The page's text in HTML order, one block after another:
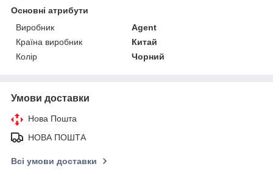
Основні атрибути
Виробник
Agent
Країна виробник
Китай
Колір
Чорний
Умови доставки
Нова Пошта
НОВА ПОШТА
Всі умови доставки